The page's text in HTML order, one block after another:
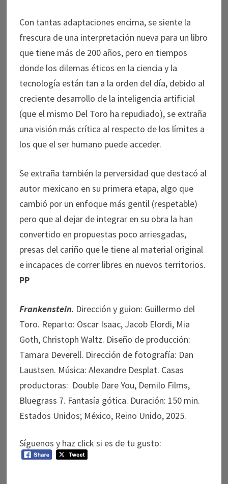
Con tantas adaptaciones encima, se siente la
frescura de una interpretación nueva para un libro
que tiene más de 200 años, pero en tiempos
donde los dilemas éticos en la ciencia y la
tecnología están tan a la orden del día, debido al
creciente desarrollo de la inteligencia artificial
(que el mismo Del Toro ha repudiado), se extraña
una visión más crítica al respecto de los límites a
los que el ser humano puede acceder.
Se extraña también la perversidad que destacó al
autor mexicano en su primera etapa, algo que
cambió por un enfoque más gentil (respetable)
pero que al dejar de integrar en su obra la han
convertido en propuestas poco arriesgadas,
presas del cariño que le tiene al material original
e incapaces de correr libres en nuevos territorios.
PP
Frankenstein. Dirección y guion: Guillermo del
Toro. Reparto: Oscar Isaac, Jacob Elordi, Mia
Goth, Christoph Waltz. Diseño de producción:
Tamara Deverell. Dirección de fotografía: Dan
Laustsen. Música: Alexandre Desplat. Casas
productoras: Double Dare You, Demilo Films,
Bluegrass 7. Fantasía gótica. Duración: 150 min.
Estados Unidos; México, Reino Unido, 2025.
Síguenos y haz click si es de tu gusto: